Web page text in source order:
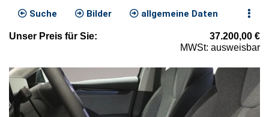
Suche Bilder allgemeine Daten
Unser Preis für Sie: 37.200,00 €
MWSt: ausweisbar